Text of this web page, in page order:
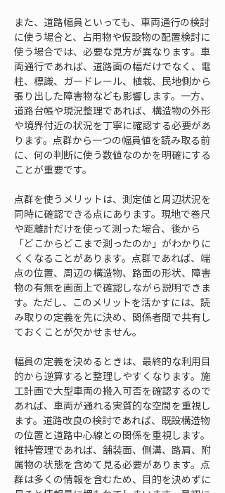
また、道路幅員といっても、車両通行の検討
に使う場合と、占用物や仮設物の配置検討に
使う場合では、必要な見方が異なります。車
両通行であれば、道路面の幅だけでなく、電
柱、標識、ガードレール、植栽、民地側から
張り出した障害物なども影響します。一方、
道路台帳や現況整理であれば、構造物の外形
や境界付近の状況を丁寧に確認する必要があ
ります。点群から一つの幅員値を読み取る前
に、何の判断に使う数値なのかを明確にする
ことが重要です。
点群を使うメリットは、測定値と周辺状況を
同時に確認できる点にあります。現地で巻尺
や距離計だけを使って測った場合、後から
「どこからどこまで測ったのか」がわかりに
くくなることがあります。点群であれば、端
点の位置、周辺の構造物、路面の形状、障害
物の有無を画面上で確認しながら説明できま
す。ただし、このメリットを活かすには、読
み取りの定義を先に決め、関係者間で共有し
ておくことが欠かせません。
幅員の定義を決めるときは、最終的な利用目
的から逆算すると整理しやすくなります。施
工計画で大型車両の搬入可否を確認するので
あれば、車両が通れる実質的な空間を重視し
ます。道路改良の検討であれば、既設構造物
の位置と道路中心線との関係を重視します。
維持管理であれば、舗装面、側溝、路肩、附
属物の状態を含めて見る必要があります。点
群は多くの情報を含むため、目的を決めずに